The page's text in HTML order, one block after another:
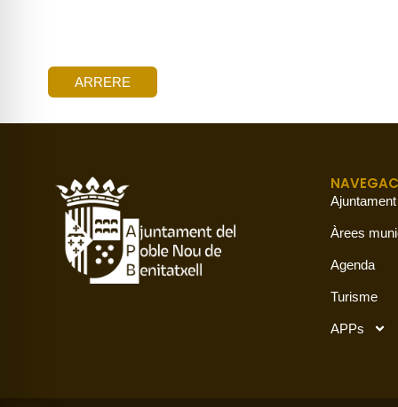
ARRERE
Ajuntament
Àrees
Agenda
Turisme
APPs